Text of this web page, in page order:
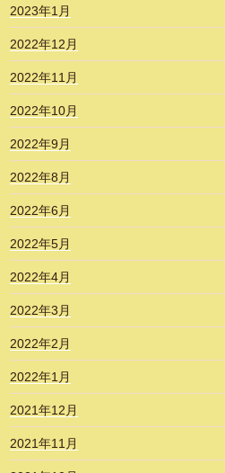
2023年1月
2022年12月
2022年11月
2022年10月
2022年9月
2022年8月
2022年6月
2022年5月
2022年4月
2022年3月
2022年2月
2022年1月
2021年12月
2021年11月